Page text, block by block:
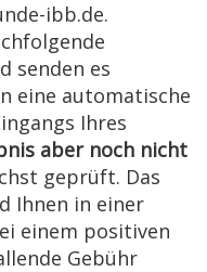
ibb.de.
senden es
eine automatische
Ihres
aber noch nicht
geprüft. Das
Ihnen in einer
einem positiven
Gebühr